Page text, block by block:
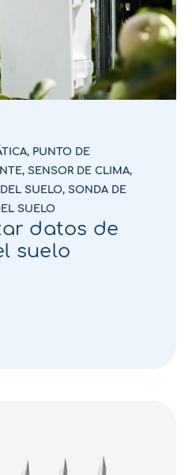
, PUNTO DE
, SENSOR DE CLIMA,
SUELO, SONDA DE
SUELO
datos de
suelo